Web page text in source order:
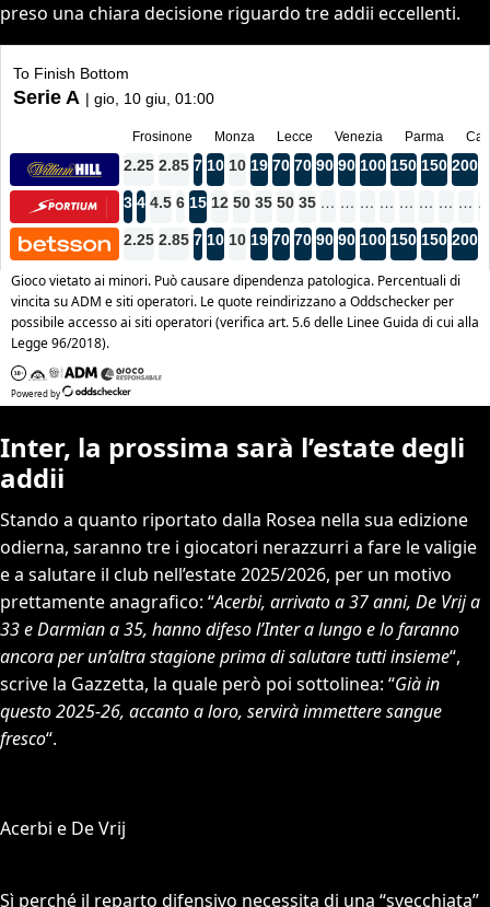
preso una chiara decisione riguardo tre addii eccellenti.
Inter, la prossima sarà l’estate degli
addii
Stando a quanto riportato dalla Rosea nella sua edizione
odierna, saranno tre i giocatori nerazzurri a fare le valigie
e a salutare il club nell’estate 2025/2026, per un motivo
prettamente anagrafico: “Acerbi, arrivato a 37 anni, De Vrij a
33 e Darmian a 35, hanno difeso l’Inter a lungo e lo faranno
ancora per un’altra stagione prima di salutare tutti insieme“,
scrive la Gazzetta, la quale però poi sottolinea: “Già in
questo 2025-26, accanto a loro, servirà immettere sangue
fresco“.
Acerbi e De Vrij
Sì perché il reparto difensivo necessita di una “svecchiata”